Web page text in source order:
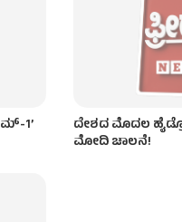
ಮೇಘಸ್ಫೋಟ, ಭೂಕುಸಿತ – 17
1’
ದೇಶದ ಮೊದಲ
ಮೋದಿ ಚಾಲನೆ!